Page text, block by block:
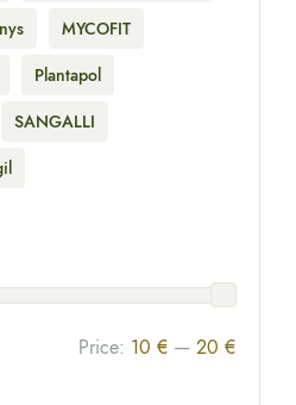
MYCOFIT
Plantapol
SANGALLI
Price: 10 € — 20 €